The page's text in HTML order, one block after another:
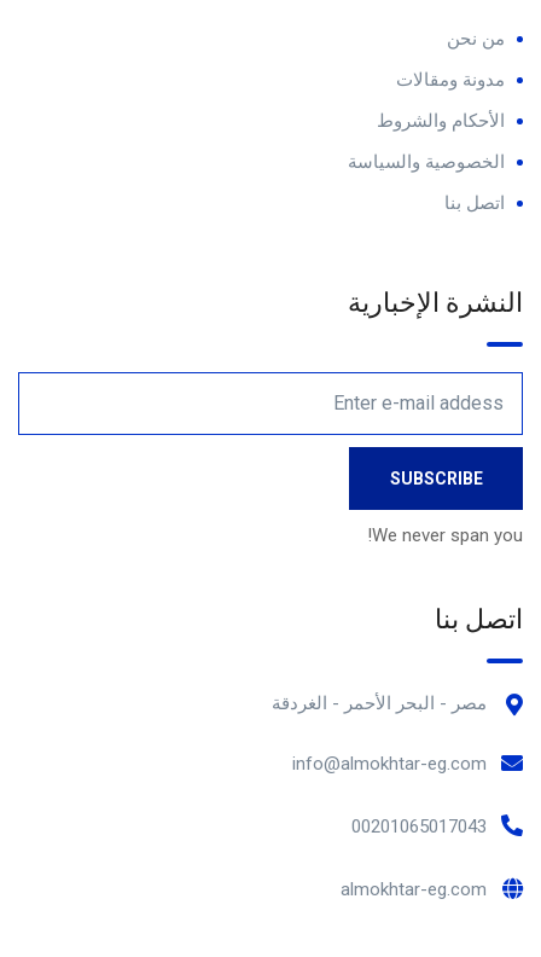
من نحن
مدونة ومقالات
الأحكام والشروط
الخصوصية والسياسة
اتصل بنا
النشرة الإخبارية
We never span you!
اتصل بنا
مصر - البحر الأحمر - الغردقة
info@almokhtar-eg.com
00201065017043
almokhtar-eg.com